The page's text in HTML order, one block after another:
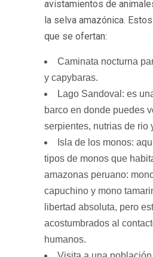
avistamientos de
la selva amazónica.
que se ofertan:
Caminata nocturna
y capybaras.
Lago Sandoval: es
barco en donde puedes
serpientes, nutrias de rio
Isla de los monos:
tipos de monos que
amazonas peruano:
capuchino y mono
libertad absoluta, pero
acostumbrados al
humanos.